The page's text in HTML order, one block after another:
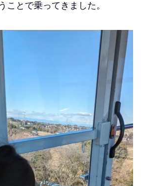
ことで乗ってきました。